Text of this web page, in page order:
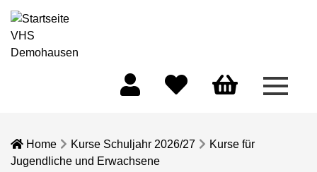
Menü
Home Kurse Schuljahr 2026/27
Kurse für
Jugendliche und Erwachsene